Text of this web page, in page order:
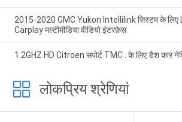
2015-2020 GMC Yukon Intellilink सिस्टम के
Carplay मल्टीमीडिया वीडियो इंटरफ़ेस
1.2GHZ HD Citroen सपोर्ट TMC . के लिए डैश कार
लोकप्रिय श्रेणियां